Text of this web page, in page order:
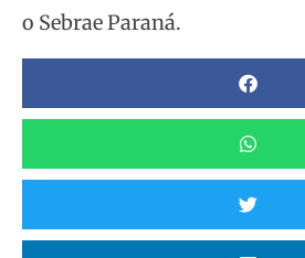
o Sebrae Paraná.